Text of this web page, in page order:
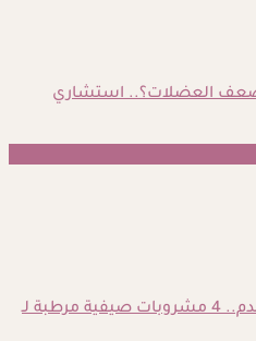
العضلات؟.. استشاري
لا ترفع نسبة السكر في الدم.. 4 مشروبات صيفية مرطبة لـ